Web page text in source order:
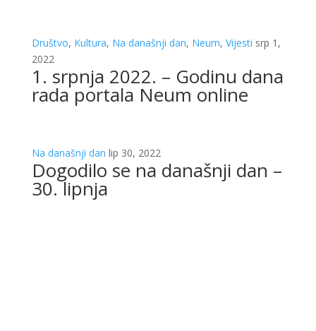
Društvo, Kultura, Na današnji dan, Neum, Vijesti srp 1,
2022
1. srpnja 2022. – Godinu dana
rada portala Neum online
Na današnji dan lip 30, 2022
Dogodilo se na današnji dan –
30. lipnja